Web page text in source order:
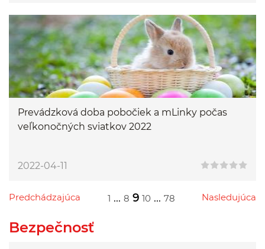
Prevádzková doba pobočiek a mLinky počas
veľkonočných sviatkov 2022
2022-04-11
Predchádzajúca
Przejdź do poprzedniej strony 1 ... 8 9 10 ... 78 Nasledujúca
Przejdź do następnej strony
Bezpečnosť